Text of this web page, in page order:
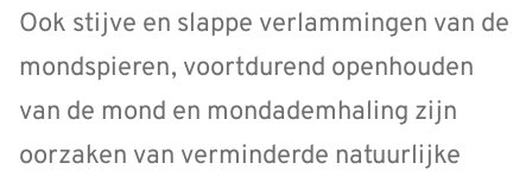
Ook stijve en slappe verlammingen van de
mondspieren, voortdurend openhouden
van de mond en mondademhaling zijn
oorzaken van verminderde natuurlijke